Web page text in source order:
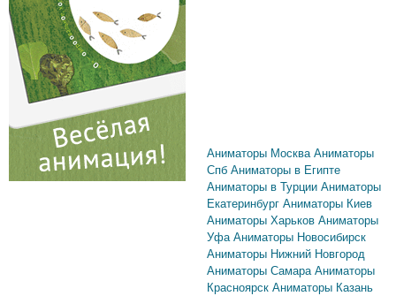
Аниматоры Москва Аниматоры
Спб Аниматоры в Египте
Аниматоры в Турции Аниматоры
Екатеринбург Аниматоры Киев
Аниматоры Харьков Аниматоры
Уфа Аниматоры Новосибирск
Аниматоры Нижний Новгород
Аниматоры Самара Аниматоры
Красноярск Аниматоры Казань